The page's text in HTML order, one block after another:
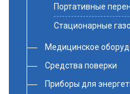
Портативные
Стационарные
Медицинское
Средства поверки
Приборы для